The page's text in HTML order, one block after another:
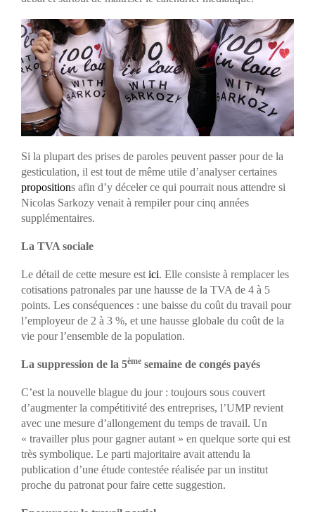
Si la plupart des prises de paroles peuvent passer pour de la
gesticulation, il est tout de même utile d’analyser certaines
propositions afin d’y déceler ce qui pourrait nous attendre si
Nicolas Sarkozy venait à rempiler pour cinq années
supplémentaires.
La TVA sociale
Le détail de cette mesure est ici. Elle consiste à remplacer les
cotisations patronales par une hausse de la TVA de 4 à 5
points. Les conséquences : une baisse du coût du travail pour
l’employeur de 2 à 3 %, et une hausse globale du coût de la
vie pour l’ensemble de la population.
La suppression de la 5ème semaine de congés payés
C’est la nouvelle blague du jour : toujours sous couvert
d’augmenter la compétitivité des entreprises, l’UMP revient
avec une mesure d’allongement du temps de travail. Un
« travailler plus pour gagner autant » en quelque sorte qui est
très symbolique. Le parti majoritaire avait attendu la
publication d’une étude contestée réalisée par un institut
proche du patronat pour faire cette suggestion.